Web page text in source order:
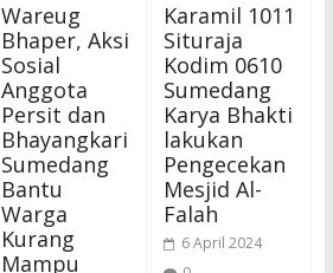
Wareug
Bhaper, Aksi
Sosial
Anggota
Persit dan
Bhayangkari
Sumedang
Bantu
Warga
Kurang
Mampu
Karamil 1011
Situraja
Kodim 0610
Sumedang
Karya Bhakti
lakukan
Pengecekan
Mesjid Al-
Falah
6 April 2024